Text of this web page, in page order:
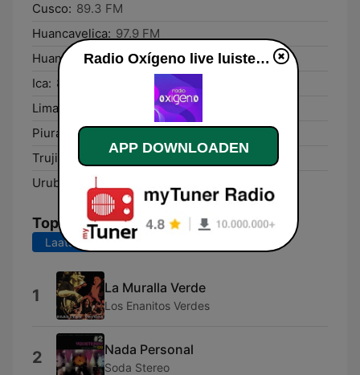
Cusco: 89.3 FM
Huancavelica: 97.9 FM
Huancayo: 94.3 FM
Ica: 89.5 FM
Lima:
Piura:
96.1 FM
Trujillo:
98.3 FM
Urubamba:
Top nummers
Laatste 7 dagen
1 La Muralla Verde
Los Enanitos Verdes
2 Nada Personal
Soda Stereo
Radio Oxígeno live luisteren
APP DOWNLOADEN